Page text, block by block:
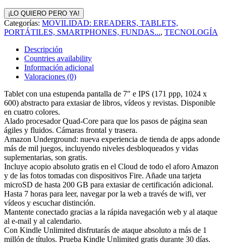
¡LO QUIERO PERO YA!
Categorías: MOVILIDAD: EREADERS, TABLETS,
PORTÁTILES, SMARTPHONES, FUNDAS..., TECNOLOGÍA
Descripción
Countries availability
Información adicional
Valoraciones (0)
Tablet con una estupenda pantalla de 7″ e IPS (171 ppp, 1024 x
600) abstracto para extasiar de libros, vídeos y revistas. Disponible
en cuatro colores.
Alado procesador Quad-Core para que los pasos de página sean
ágiles y fluidos. Cámaras frontal y trasera.
Amazon Underground: nueva experiencia de tienda de apps adonde
más de mil juegos, incluyendo niveles desbloqueados y vidas
suplementarias, son gratis.
Incluye acopio absoluto gratis en el Cloud de todo el aforo Amazon
y de las fotos tomadas con dispositivos Fire. Añade una tarjeta
microSD de hasta 200 GB para extasiar de certificación adicional.
Hasta 7 horas para leer, navegar por la web a través de wifi, ver
vídeos y escuchar distinción.
Mantente conectado gracias a la rápida navegación web y al ataque
al e-mail y al calendario.
Con Kindle Unlimited disfrutarás de ataque absoluto a más de 1
millón de títulos. Prueba Kindle Unlimited gratis durante 30 días.